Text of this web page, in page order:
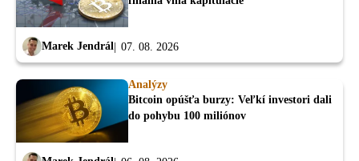
Marek Jendrál 07. 08. 2026
Analýzy
Bitcoin opúšťa burzy: Veľkí investori dali
do pohybu 100 miliónov